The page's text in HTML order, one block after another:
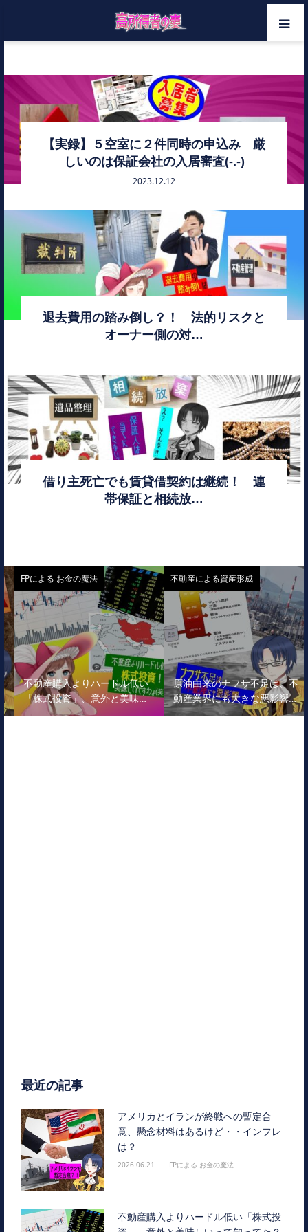
【実録】５空室に２件同時の申込み 厳
しいのは保証会社の入居審査(-.-)
2023.12.12
退去費用の踏み倒し？！ 法的リスクと
オーナー側の対…
借り主死亡でも賃貸借契約は継続！ 連
帯保証と相続放…
FPによる お金の魔法
不動産購入よりハードル低い
「株式投資」、意外と美味…
不動産による資産形成
原油由来のナフサ不足は、不
動産業界にも大きな悪影響…
最近の記事
アメリカとイランが終戦への暫定合
意、懸念材料はあるけど・・インフレ
は？
2026.06.21 FPによる お金の魔法
不動産購入よりハードル低い「株式投
メンバー
カテゴリー